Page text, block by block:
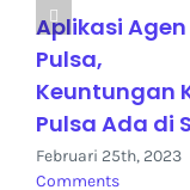
Aplikasi Agen
Pulsa,
Keuntungan
Pulsa Ada di
Februari 25th, 2023
Comments